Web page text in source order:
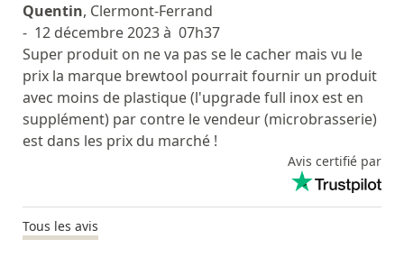
Quentin, Clermont-Ferrand
- 12 décembre 2023 à 07h37
Super produit on ne va pas se le cacher mais vu le
prix la marque brewtool pourrait fournir un produit
avec moins de plastique (l'upgrade full inox est en
supplément) par contre le vendeur (microbrasserie)
est dans les prix du marché !
Avis certifié par
Tous les avis